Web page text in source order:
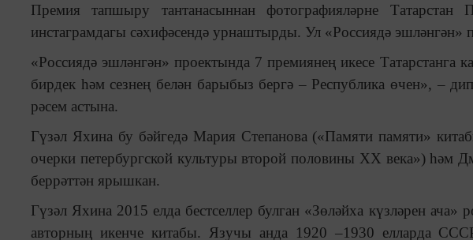
Премия тапшыру тантанасыннан фотографияләрне Татарстан
инстаграмдагы сәхифәсендә урнаштырды. Ул «Россиядә
«Россиядә эшләнгән» проектында 7 премиянең икесе Татарстанга
бирдек һәм сезнең белән барыбыз бергә – Республика өчен», –дип
рәсем астына.
Гүзәл Яхина бу бәйгедә Мария Степанова («Памяти памяти»
очерки петербургской культуры второй половины ХХ века») һәм
беррәттән ярышкан.
Гүзәл Яхина 2015 елда бестселлер булган «Зөләйха күзләрен
авторның икенче китабы. Язучы анда 1920 –1930 елларда